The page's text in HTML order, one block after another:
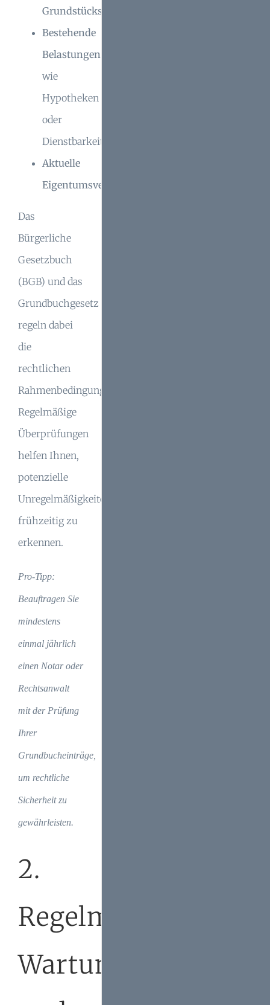
Grundstücksdaten
Bestehende
Belastungen
wie
Hypotheken
oder
Dienstbarkeiten
Aktuelle
Eigentumsverhältnisse
Das
Bürgerliche
Gesetzbuch
(BGB) und das
Grundbuchgesetz
regeln dabei
die
rechtlichen
Rahmenbedingungen.
Regelmäßige
Überprüfungen
helfen Ihnen,
potenzielle
Unregelmäßigkeiten
frühzeitig zu
erkennen.
Pro-Tipp:
Beauftragen Sie
mindestens
einmal jährlich
einen Notar oder
Rechtsanwalt
mit der Prüfung
Ihrer
Grundbucheinträge,
um rechtliche
Sicherheit zu
gewährleisten.
2.
Regelmäßige
Wartung